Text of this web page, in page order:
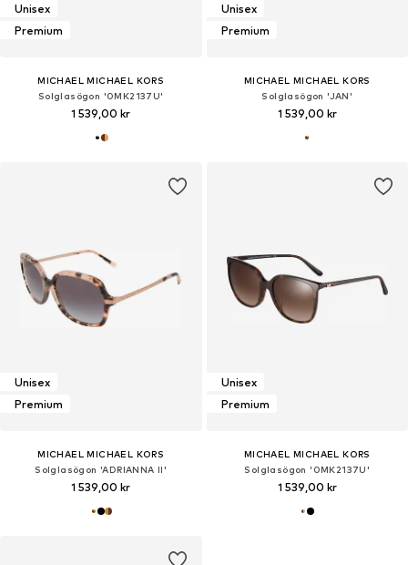
Unisex
Premium
MICHAEL MICHAEL KORS
Solglasögon '0MK2137U'
1 539,00 kr
Unisex
Premium
MICHAEL MICHAEL KORS
Solglasögon 'JAN'
1 539,00 kr
Unisex
Premium
MICHAEL MICHAEL KORS
Solglasögon 'ADRIANNA II'
1 539,00 kr
Unisex
Premium
MICHAEL MICHAEL KORS
Solglasögon '0MK2137U'
1 539,00 kr